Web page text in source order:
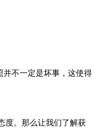
并不一定是坏事，这使得
度。那么让我们了解获